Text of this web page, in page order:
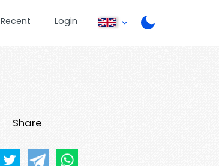
Recent Login
Share